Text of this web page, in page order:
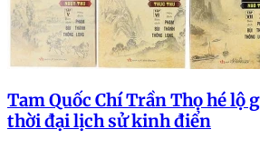
Tam Quốc Chí Trần Thọ hé lộ
thời đại lịch sử kinh điển